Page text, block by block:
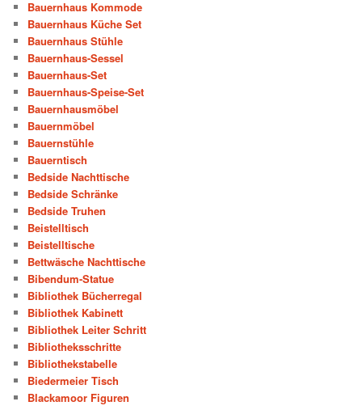
Bauernhaus Kommode
Bauernhaus Küche Set
Bauernhaus Stühle
Bauernhaus-Sessel
Bauernhaus-Set
Bauernhaus-Speise-Set
Bauernhausmöbel
Bauernmöbel
Bauernstühle
Bauerntisch
Bedside Nachttische
Bedside Schränke
Bedside Truhen
Beistelltisch
Beistelltische
Bettwäsche Nachttische
Bibendum-Statue
Bibliothek Bücherregal
Bibliothek Kabinett
Bibliothek Leiter Schritt
Bibliotheksschritte
Bibliothekstabelle
Biedermeier Tisch
Blackamoor Figuren